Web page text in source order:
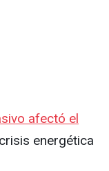
afectó el
energética